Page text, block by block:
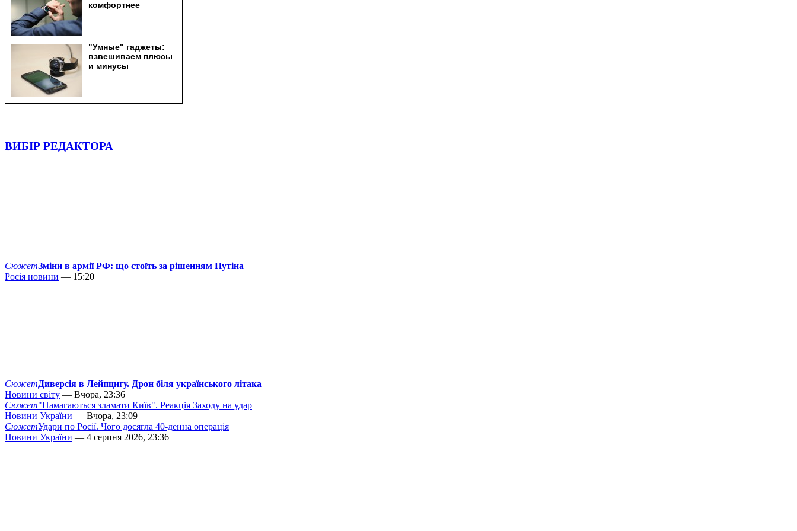
ВИБІР РЕДАКТОРА
СюжетЗміни в армії РФ: що стоїть за рішенням Путіна
Росія новини — 15:20
СюжетДиверсія в Лейпцигу. Дрон біля українського літака
Новини світу — Вчора, 23:36
Сюжет"Намагаються зламати Київ". Реакція Заходу на удар
Новини України — Вчора, 23:09
СюжетУдари по Росії. Чого досягла 40-денна операція
Новини України — 4 серпня 2026, 23:36